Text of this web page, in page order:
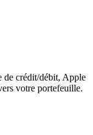
de crédit/débit, Apple
votre portefeuille.